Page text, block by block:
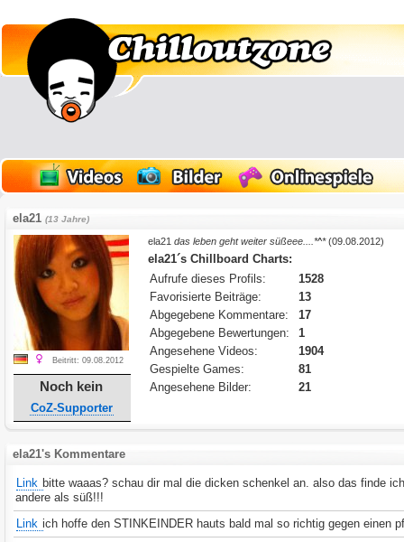
ela21(13 Jahre)
Beitritt: 09.08.2012
Noch kein
CoZ-Supporter
ela21das leben geht weiter süßeee....*^*(09.08.2012)
ela21´s Chillboard Charts:
Aufrufe dieses Profils:
1528
Favorisierte Beiträge:
13
Abgegebene Kommentare:
17
Abgegebene Bewertungen:
1
Angesehene Videos:
1904
Gespielte Games:
81
Angesehene Bilder:
21
ela21's Kommentare
Link bitte waaas? schau dir mal die dicken schenkel an. also das finde
andere als süß!!!
Link ich hoffe den STINKEINDER hauts bald mal so richtig gegen einen